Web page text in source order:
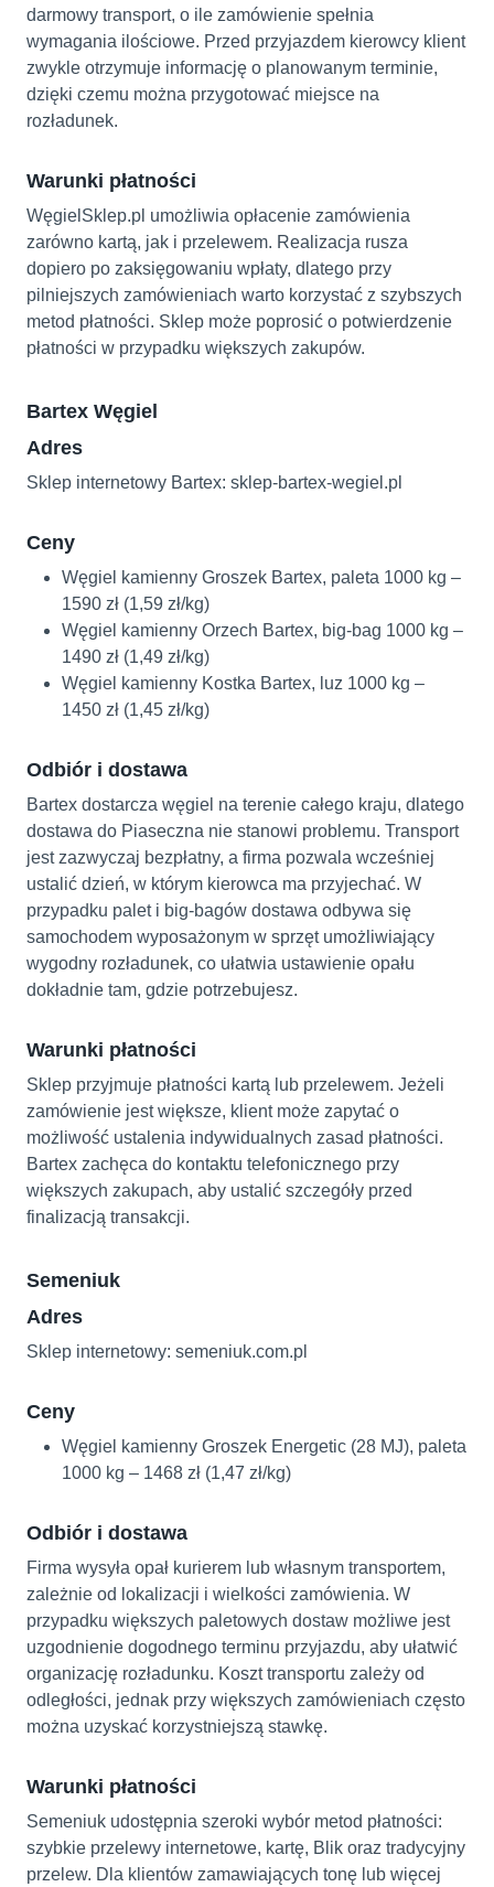
darmowy transport, o ile zamówienie spełnia
wymagania ilościowe. Przed przyjazdem kierowcy klient
zwykle otrzymuje informację o planowanym terminie,
dzięki czemu można przygotować miejsce na
rozładunek.
Warunki płatności
WęgielSklep.pl umożliwia opłacenie zamówienia
zarówno kartą, jak i przelewem. Realizacja rusza
dopiero po zaksięgowaniu wpłaty, dlatego przy
pilniejszych zamówieniach warto korzystać z szybszych
metod płatności. Sklep może poprosić o potwierdzenie
płatności w przypadku większych zakupów.
Bartex Węgiel
Adres
Sklep internetowy Bartex: sklep-bartex-wegiel.pl
Ceny
Węgiel kamienny Groszek Bartex, paleta 1000 kg –
1590 zł (1,59 zł/kg)
Węgiel kamienny Orzech Bartex, big-bag 1000 kg –
1490 zł (1,49 zł/kg)
Węgiel kamienny Kostka Bartex, luz 1000 kg –
1450 zł (1,45 zł/kg)
Odbiór i dostawa
Bartex dostarcza węgiel na terenie całego kraju, dlatego
dostawa do Piaseczna nie stanowi problemu. Transport
jest zazwyczaj bezpłatny, a firma pozwala wcześniej
ustalić dzień, w którym kierowca ma przyjechać. W
przypadku palet i big-bagów dostawa odbywa się
samochodem wyposażonym w sprzęt umożliwiający
wygodny rozładunek, co ułatwia ustawienie opału
dokładnie tam, gdzie potrzebujesz.
Warunki płatności
Sklep przyjmuje płatności kartą lub przelewem. Jeżeli
zamówienie jest większe, klient może zapytać o
możliwość ustalenia indywidualnych zasad płatności.
Bartex zachęca do kontaktu telefonicznego przy
większych zakupach, aby ustalić szczegóły przed
finalizacją transakcji.
Semeniuk
Adres
Sklep internetowy: semeniuk.com.pl
Ceny
Węgiel kamienny Groszek Energetic (28 MJ), paleta
1000 kg – 1468 zł (1,47 zł/kg)
Odbiór i dostawa
Firma wysyła opał kurierem lub własnym transportem,
zależnie od lokalizacji i wielkości zamówienia. W
przypadku większych paletowych dostaw możliwe jest
uzgodnienie dogodnego terminu przyjazdu, aby ułatwić
organizację rozładunku. Koszt transportu zależy od
odległości, jednak przy większych zamówieniach często
można uzyskać korzystniejszą stawkę.
Warunki płatności
Semeniuk udostępnia szeroki wybór metod płatności:
szybkie przelewy internetowe, kartę, Blik oraz tradycyjny
przelew. Dla klientów zamawiających tonę lub więcej